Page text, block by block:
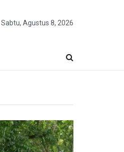
Sabtu, Agustus 8, 2026